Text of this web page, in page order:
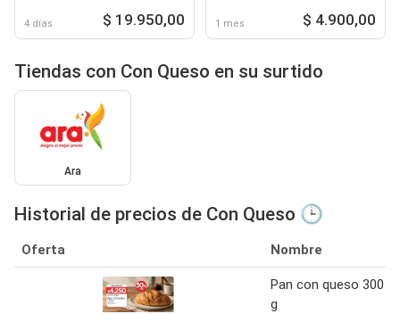
4 días $ 19.950,00 1 mes $ 4.900,00
Tiendas con Con Queso en su surtido
Ara
Historial de precios de Con Queso 🕒
Oferta Nombre
Pan con queso 300
g